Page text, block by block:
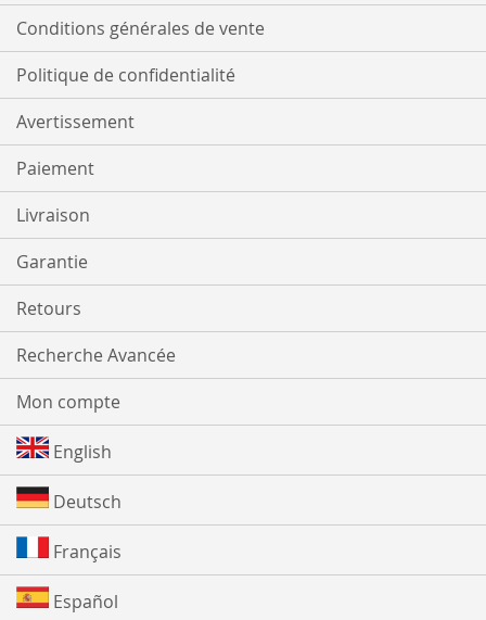
Conditions générales de vente
Politique de confidentialité
Avertissement
Paiement
Livraison
Garantie
Retours
Recherche Avancée
Mon compte
English
Deutsch
Français
Español